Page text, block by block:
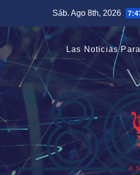
contenido
Sáb. Ago 8th, 2026
Las Noticias